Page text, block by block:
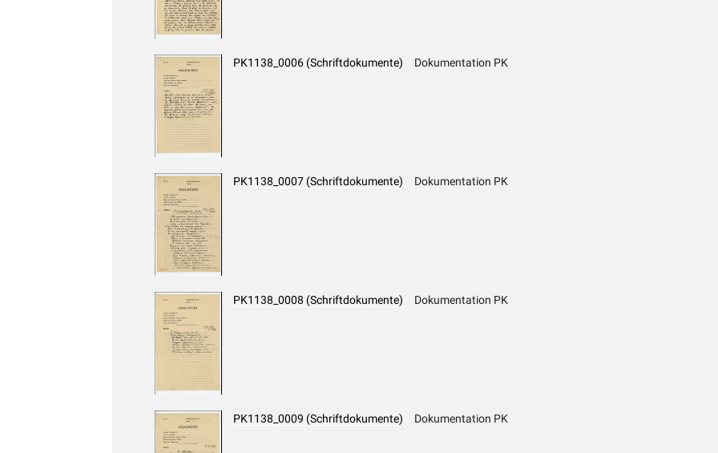
PK1138_0006 (Schriftdokumente) Dokumentation PK
PK1138_0007 (Schriftdokumente) Dokumentation PK
PK1138_0008 (Schriftdokumente) Dokumentation PK
PK1138_0009 (Schriftdokumente) Dokumentation PK